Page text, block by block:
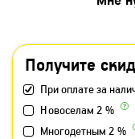
Получите
При оплате за
Новоселам 2 %
Многодетным 2 %